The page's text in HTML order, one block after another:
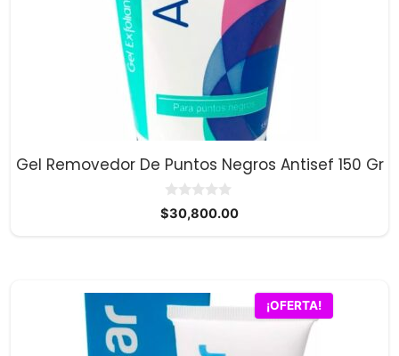
Gel Removedor De Puntos Negros Antisef 150 Gr
0
d
$30,800.00
¡OFERTA!